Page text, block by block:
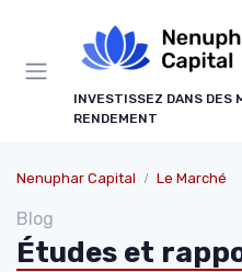
INVESTISSEZ DANS DES
RENDEMENT
Nenuphar Capital Le Marché
Blog
Études et